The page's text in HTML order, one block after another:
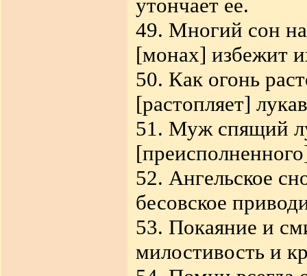
утончает ее.
49. Многий сон
[монах] избежит
50. Как огонь
[растопляет]
51. Муж спящий
52. Ангельское
бесовское
53. Покаяние и
милостивость и